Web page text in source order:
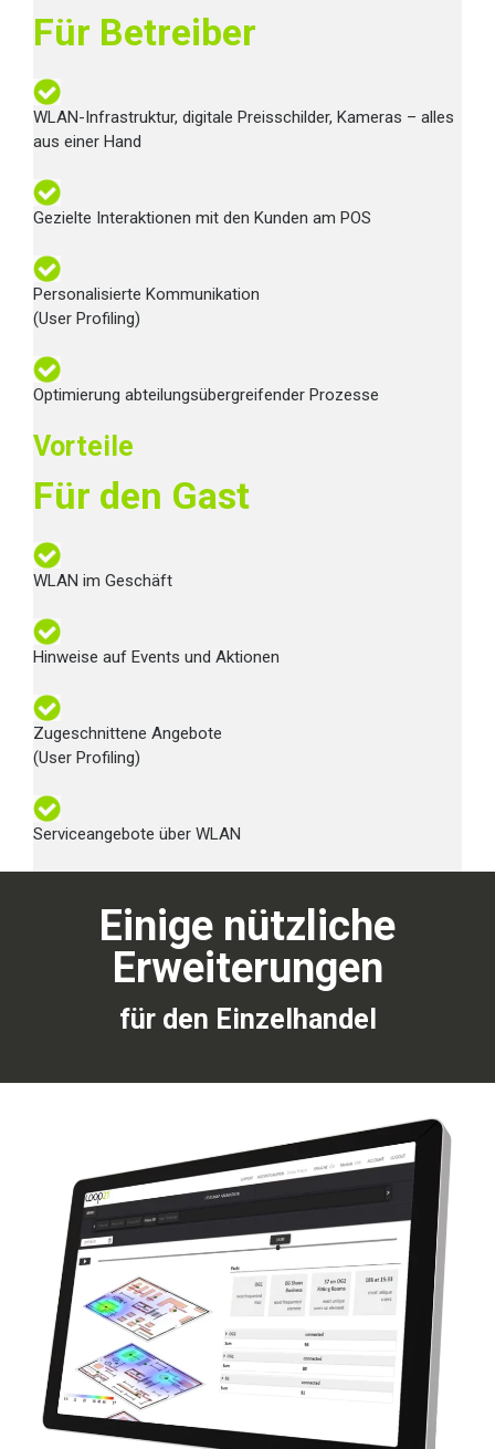
Für Betreiber
WLAN-Infrastruktur, digitale Preisschilder, Kameras – alles
aus einer Hand
Gezielte Interaktionen mit den Kunden am POS
Personalisierte Kommunikation
(User Profiling)
Optimierung abteilungsübergreifender Prozesse
Vorteile
Für den Gast
WLAN im Geschäft
Hinweise auf Events und Aktionen
Zugeschnittene Angebote
(User Profiling)
Serviceangebote über WLAN
Einige nützliche
Erweiterungen
für den Einzelhandel